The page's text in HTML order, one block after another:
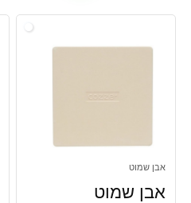
אבן שמוט
אבן שמוט